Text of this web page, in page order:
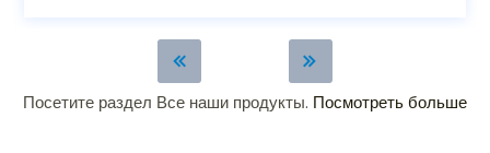
Посетите раздел Все наши продукты. Посмотреть больше